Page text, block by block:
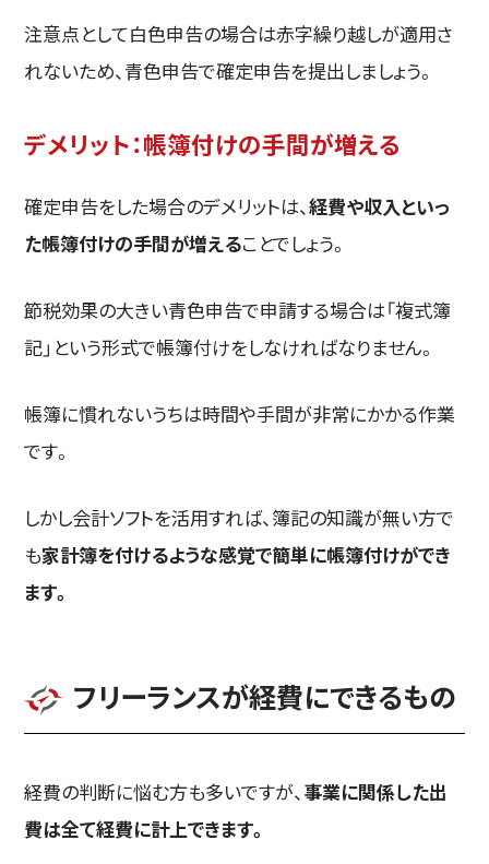
注意点として白色申告の場合は赤字繰り越しが適用さ
れないため、青色申告で確定申告を提出しましょう。
デメリット：帳簿付けの手間が増える
確定申告をした場合のデメリットは、経費や収入といっ
た帳簿付けの手間が増えることでしょう。
節税効果の大きい青色申告で申請する場合は「複式簿
記」という形式で帳簿付けをしなければなりません。
帳簿に慣れないうちは時間や手間が非常にかかる作業
です。
しかし会計ソフトを活用すれば、簿記の知識が無い方で
も家計簿を付けるような感覚で簡単に帳簿付けができ
ます。
フリーランスが経費にできるもの
経費の判断に悩む方も多いですが、事業に関係した出
費は全て経費に計上できます。